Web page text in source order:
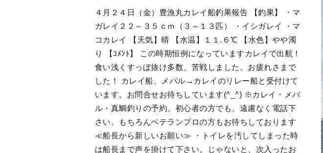
４月２４日（金）豊漁丸カレイ船釣果報告 【釣果】 ・マ
ガレイ２２～３５ｃｍ（３～１３匹） ・イシガレイ ・マ
コカレイ 【天気】晴 【水温】１１.６℃ 【水色】やや濁
り 【ｺﾒﾝﾄ】 この時期恒例になっていますカレイで出航！
食い浅くすっぽ抜け多数、苦戦しました。お疲れさまで
した！ カレイ船、メバル→カレイのリレー船と受付けて
います。お問合せお待ちしています(^_^) ※カレイ・メバ
ル・真鯛釣りの予約、初心者の方でも、遠慮なく電話下
さい。もちろんベテランプロの方もお待ちしております
≪船長から新しいお願い≫ ・トイレを汚してしまった時
は船長まで声を掛けて下さい。じゃないと、次入ったお